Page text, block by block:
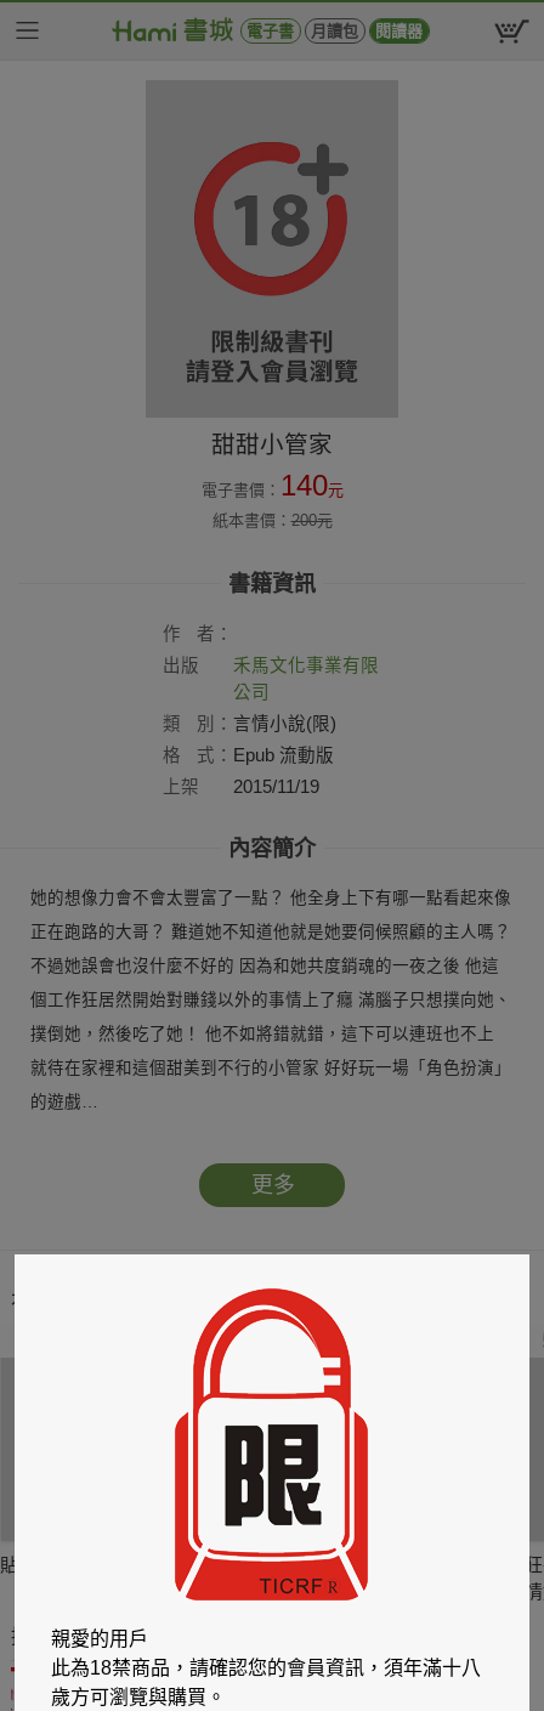
電子書 月讀包 閱讀器
甜甜小管家
電子書價： 140元
紙本書價：200元
書籍資訊
作
者：
出版
禾馬文化事業有限
公司
類
別： 言情小說(限)
格
式： Epub 流動版
上架
2015/11/19
內容簡介
她的想像力會不會太豐富了一點？ 他全身上下有哪一點看起來像
正在跑路的大哥？ 難道她不知道他就是她要伺候照顧的主人嗎？
不過她誤會也沒什麼不好的 因為和她共度銷魂的一夜之後 他這
個工作狂居然開始對賺錢以外的事情上了癮 滿腦子只想撲向她、
撲倒她，然後吃了她！ 他不如將錯就錯，這下可以連班也不上
就待在家裡和這個甜美到不行的小管家 好好玩一場「角色扮演」
的遊戲…
更多
本類暢銷榜
貼身剪裁II：如癮
3
貼心情婦～魅惑之
六
情竊竹心～魅惑之
四
推薦你買好東西
親愛的用戶
此為18禁商品，請確認您的會員資訊，須年滿十八
歲方可瀏覽與購買。